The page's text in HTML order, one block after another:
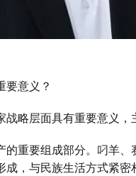
要意义？
战略层面具有重要意义，
重要组成部分。叼羊
，与民族生活方式紧